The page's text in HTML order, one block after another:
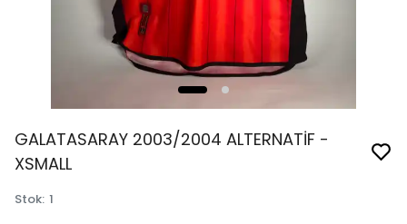
GALATASARAY 2003/2004 ALTERNATİF -
XSMALL
Stok: 1